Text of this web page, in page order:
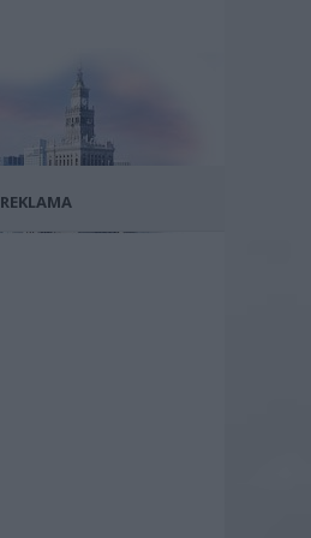
REKLAMA